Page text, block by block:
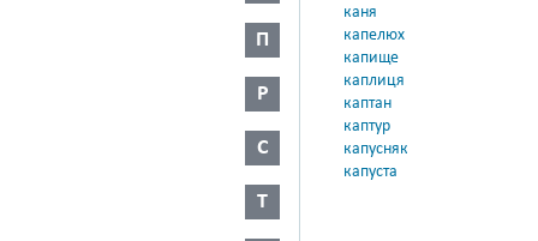
П
Р
С
Т
каня
капелюх
капище
каплиця
каптан
каптур
капусняк
капуста